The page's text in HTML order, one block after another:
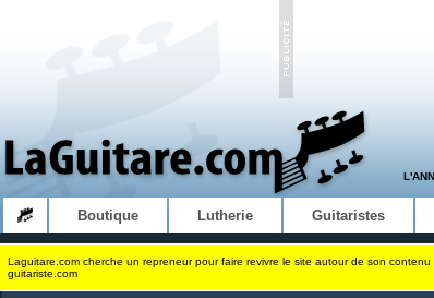
Boutique Lutherie Guitaristes
Laguitare.com cherche un repreneur pour faire revivre le site autour de son
guitariste.com